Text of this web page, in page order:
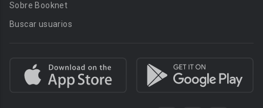
Sobre Booknet
Buscar usuarios